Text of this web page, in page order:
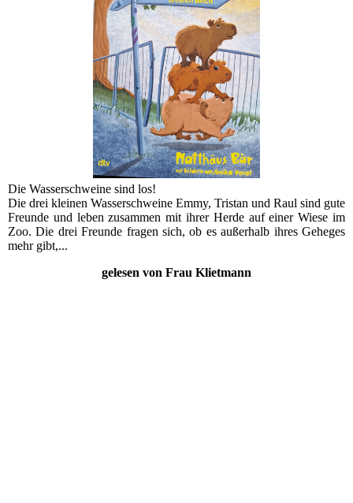
Die Wasserschweine sind los!
Die drei kleinen Wasserschweine Emmy, Tristan und Raul sind gute
Freunde und leben zusammen mit ihrer Herde auf einer Wiese im
Zoo. Die drei Freunde fragen sich, ob es außerhalb ihres Geheges
mehr gibt,...
gelesen von Frau Klietmann